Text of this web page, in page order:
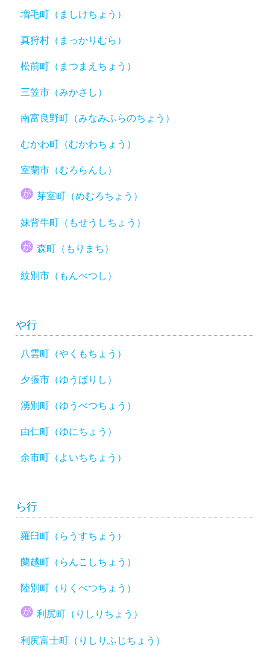
増毛町（ましけちょう）
真狩村（まっかりむら）
松前町（まつまえちょう）
三笠市（みかさし）
南富良野町（みなみふらのちょう）
むかわ町（むかわちょう）
室蘭市（むろらんし）
芽室町（めむろちょう）
妹背牛町（もせうしちょう）
森町（もりまち）
紋別市（もんべつし）
や行
八雲町（やくもちょう）
夕張市（ゆうばりし）
湧別町（ゆうべつちょう）
由仁町（ゆにちょう）
余市町（よいちちょう）
ら行
羅臼町（らうすちょう）
蘭越町（らんこしちょう）
陸別町（りくべつちょう）
利尻町（りしりちょう）
利尻富士町（りしりふじちょう）